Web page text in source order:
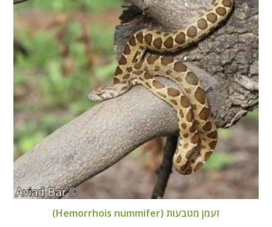
זעמן מטבעות (Hemorrhois nummifer)